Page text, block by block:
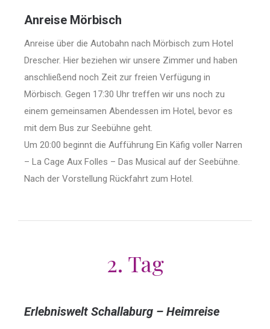
Anreise Mörbisch
Anreise über die Autobahn nach Mörbisch zum Hotel
Drescher. Hier beziehen wir unsere Zimmer und haben
anschließend noch Zeit zur freien Verfügung in
Mörbisch. Gegen 17:30 Uhr treffen wir uns noch zu
einem gemeinsamen Abendessen im Hotel, bevor es
mit dem Bus zur Seebühne geht.
Um 20:00 beginnt die Aufführung Ein Käfig voller Narren
– La Cage Aux Folles – Das Musical auf der Seebühne.
Nach der Vorstellung Rückfahrt zum Hotel.
2. Tag
Erlebniswelt Schallaburg – Heimreise